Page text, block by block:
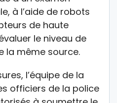
à l’aide de robots
de haute
le niveau de
la même source.
l’équipe de la
officiers de la police